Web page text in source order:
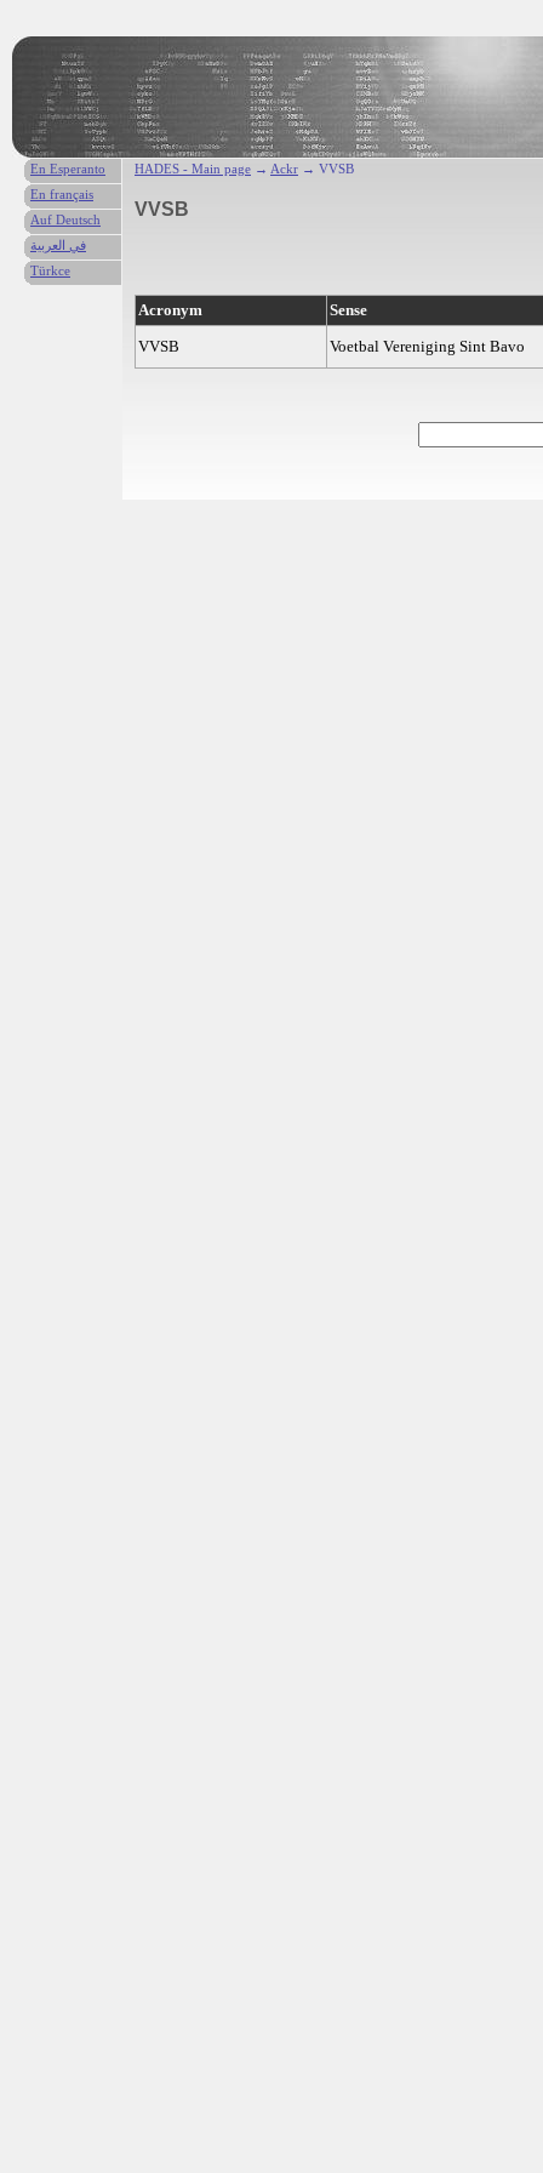
HADES - Main page → Ackr → VVSB
VVSB
Acronym
Sense
VVSB
Voetbal Vereniging Sint Bavo
En Esperanto
En français
Auf Deutsch
في العربية
Türkce